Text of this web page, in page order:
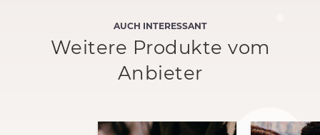
AUCH INTERESSANT
Weitere Produkte vom
Anbieter